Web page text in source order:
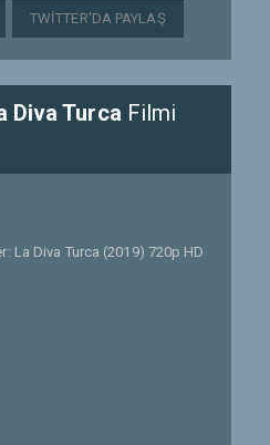
TWITTER'DA PAYLAŞ
Diva Turca Filmi
La Diva Turca (2019) 720p HD